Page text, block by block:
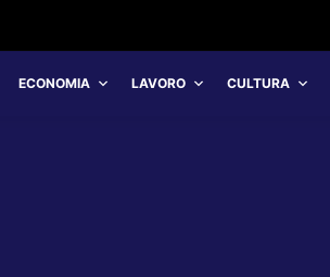
ECONOMIA LAVORO CULTURA